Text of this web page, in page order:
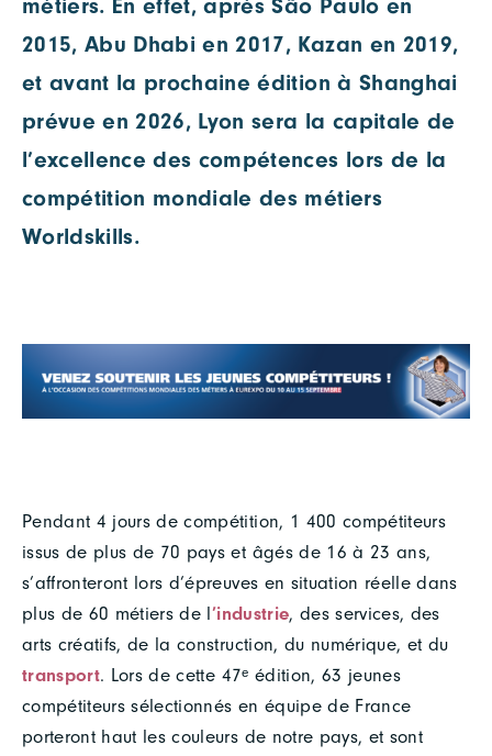
métiers. En effet, après São Paulo en
2015, Abu Dhabi en 2017, Kazan en 2019,
et avant la prochaine édition à Shanghai
prévue en 2026, Lyon sera la capitale de
l’excellence des compétences lors de la
compétition mondiale des métiers
Worldskills.
Pendant 4 jours de compétition, 1 400 compétiteurs
issus de plus de 70 pays et âgés de 16 à 23 ans,
s’affronteront lors d’épreuves en situation réelle dans
plus de 60 métiers de l’industrie, des services, des
arts créatifs, de la construction, du numérique, et du
transport. Lors de cette 47ᵉ édition, 63 jeunes
compétiteurs sélectionnés en équipe de France
porteront haut les couleurs de notre pays, et sont